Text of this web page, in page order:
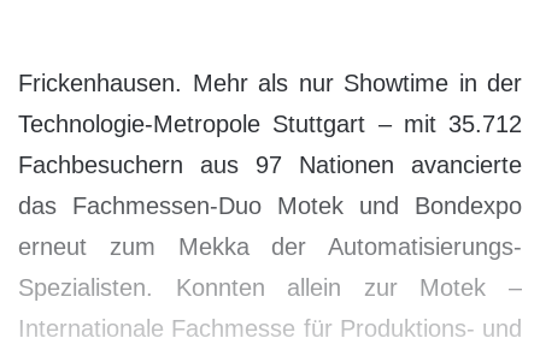
Frickenhausen. Mehr als nur Showtime in der
Technologie-Metropole Stuttgart – mit 35.712
Fachbesuchern aus 97 Nationen avancierte
das Fachmessen-Duo Motek und Bondexpo
erneut zum Mekka der Automatisierungs-
Spezialisten. Konnten allein zur Motek –
Internationale Fachmesse für Produktions- und